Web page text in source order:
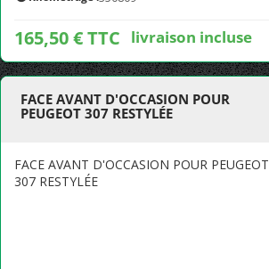
165,50 € TTC livraison incluse
FACE AVANT D'OCCASION POUR
PEUGEOT 307 RESTYLÉE
FACE AVANT D'OCCASION POUR PEUGEOT
307 RESTYLÉE